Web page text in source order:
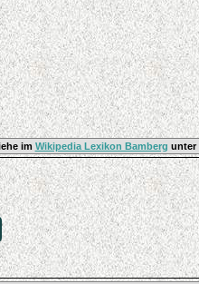
im Wikipedia Lexikon Bamberg unter